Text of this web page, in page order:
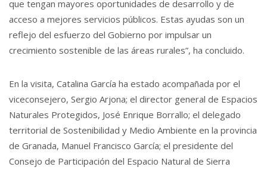
que tengan mayores oportunidades de desarrollo y de
acceso a mejores servicios públicos. Estas ayudas son un
reflejo del esfuerzo del Gobierno por impulsar un
crecimiento sostenible de las áreas rurales”, ha concluido.
En la visita, Catalina García ha estado acompañada por el
viceconsejero, Sergio Arjona; el director general de Espacios
Naturales Protegidos, José Enrique Borrallo; el delegado
territorial de Sostenibilidad y Medio Ambiente en la provincia
de Granada, Manuel Francisco García; el presidente del
Consejo de Participación del Espacio Natural de Sierra